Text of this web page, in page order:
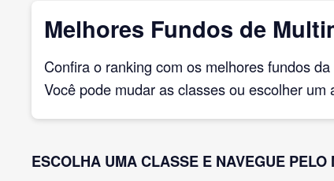
Melhores Fundos de
Confira o ranking com os melhores fundos
Você pode mudar as classes ou escolher
ESCOLHA UMA CLASSE E NAVEGUE